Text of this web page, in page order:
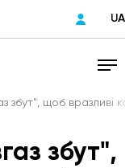
UA
збут", щоб вразливі
збут",